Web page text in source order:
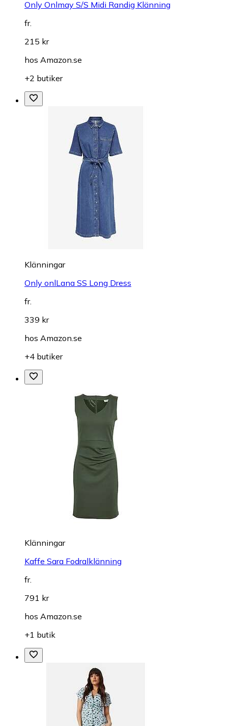
Only Onlmay S/S Midi Randig Klänning
fr.
215 kr
hos Amazon.se
+2 butiker
Klänningar
Only onlLana SS Long Dress
fr.
339 kr
hos Amazon.se
+4 butiker
Klänningar
Kaffe Sara Fodralklänning
fr.
791 kr
hos Amazon.se
+1 butik